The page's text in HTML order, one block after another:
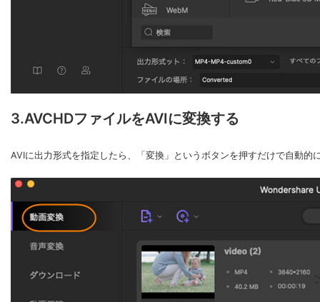
3.AVCHDファイルをAVIに変換する
AVIに出力形式を指定したら、「変換」というボタンを押すだけで自動的